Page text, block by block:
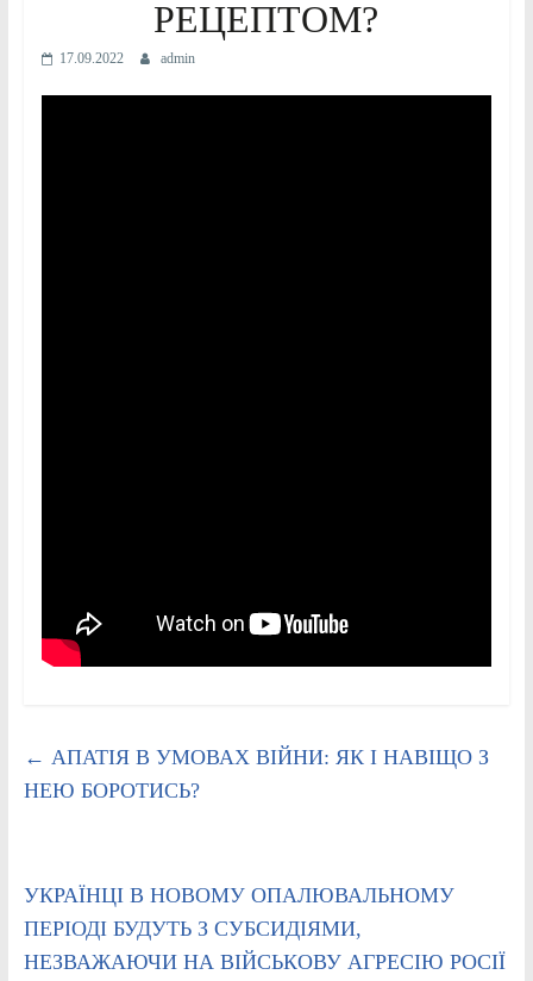
РЕЦЕПТОМ?
17.09.2022 admin
← АПАТІЯ В УМОВАХ ВІЙНИ: ЯК І НАВІЩО З
НЕЮ БОРОТИСЬ?
УКРАЇНЦІ В НОВОМУ ОПАЛЮВАЛЬНОМУ
ПЕРІОДІ БУДУТЬ З СУБСИДІЯМИ,
НЕЗВАЖАЮЧИ НА ВІЙСЬКОВУ АГРЕСІЮ РОСІЇ